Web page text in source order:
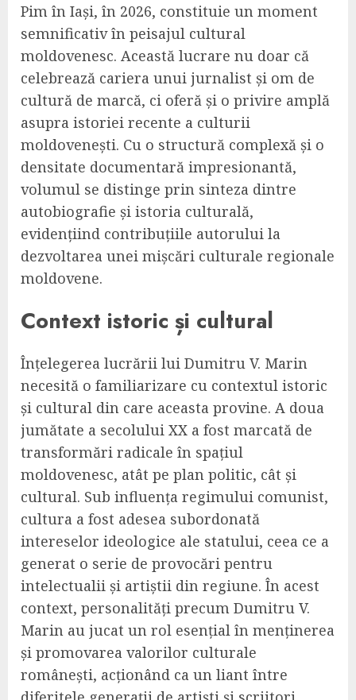
Pim în Iași, în 2026, constituie un moment
semnificativ în peisajul cultural
moldovenesc. Această lucrare nu doar că
celebrează cariera unui jurnalist și om de
cultură de marcă, ci oferă și o privire amplă
asupra istoriei recente a culturii
moldovenești. Cu o structură complexă și o
densitate documentară impresionantă,
volumul se distinge prin sinteza dintre
autobiografie și istoria culturală,
evidențiind contribuțiile autorului la
dezvoltarea unei mișcări culturale regionale
moldovene.
Context istoric și cultural
Înțelegerea lucrării lui Dumitru V. Marin
necesită o familiarizare cu contextul istoric
și cultural din care aceasta provine. A doua
jumătate a secolului XX a fost marcată de
transformări radicale în spațiul
moldovenesc, atât pe plan politic, cât și
cultural. Sub influența regimului comunist,
cultura a fost adesea subordonată
intereselor ideologice ale statului, ceea ce a
generat o serie de provocări pentru
intelectualii și artiștii din regiune. În acest
context, personalități precum Dumitru V.
Marin au jucat un rol esențial în menținerea
și promovarea valorilor culturale
românești, acționând ca un liant între